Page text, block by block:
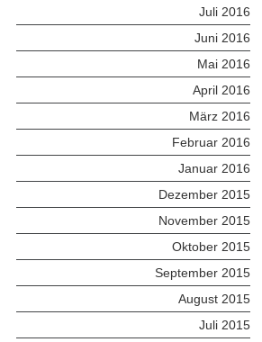
Juli 2016
Juni 2016
Mai 2016
April 2016
März 2016
Februar 2016
Januar 2016
Dezember 2015
November 2015
Oktober 2015
September 2015
August 2015
Juli 2015